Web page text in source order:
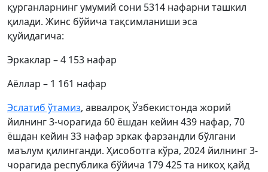
қурганларнинг умумий сони 5314 нафарни ташкил
қилади. Жинс бўйича тақсимланиши эса
қуйидагича:
Эркаклар – 4 153 нафар
Аёллар – 1 161 нафар
Эслатиб ўтамиз, аввалроқ Ўзбекистонда жорий
йилнинг 3-чорагида 60 ёшдан кейин 439 нафар, 70
ёшдан кейин 33 нафар эркак фарзандли бўлгани
маълум қилинганди. Ҳисоботга кўра, 2024 йилнинг 3-
чорагида республика бўйича 179 425 та никоҳ қайд